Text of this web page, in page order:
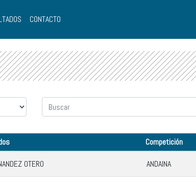
CONTACTO
Competición
OTERO ANDAINA